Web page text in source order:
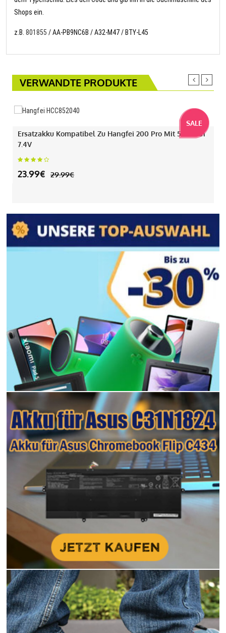
Shops ein.
z.B. 801855 / AA-PB9NC6B / A32-M47 / BTY-L45
VERWANDTE PRODUKTE
SALE
Ersatzakku Kompatibel Zu Hangfei 200 Pro Mit 550mAh
7.4V
23.99€ 29.99€